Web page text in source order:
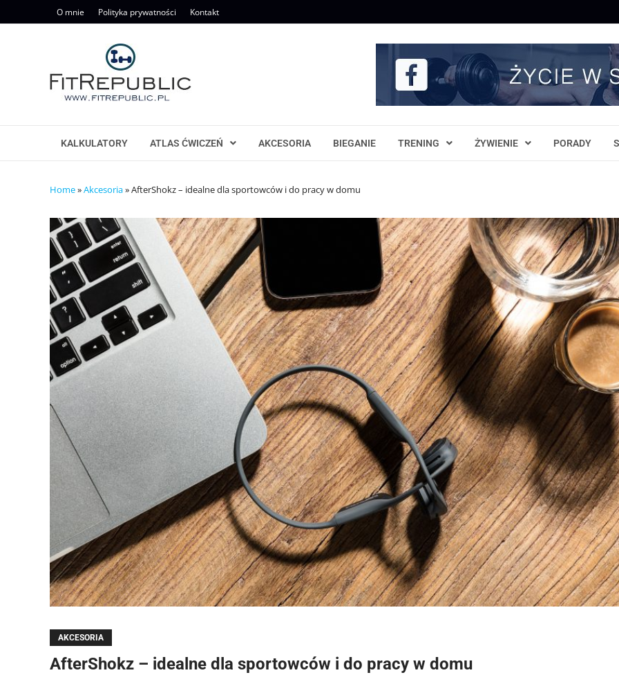
to
O mnie Polityka prywatności Kontakt
KALKULATORY ATLAS ĆWICZEŃ AKCESORIA BIEGANIE TRENING ŻYWIENIE PORADY
Home»Akcesoria»AfterShokz – idealne dla sportowców i do pracy w domu
AKCESORIA
AfterShokz – idealne dla sportowców i do pracy w domu